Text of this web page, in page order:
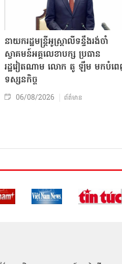
នាយករដ្ឋមន្ត្រីអូស្ត្រាលីទន្ទឹងរង់ចាំ
ស្វាគមន៍អគ្គលេខាបក្ស ប្រធាន
រដ្ឋវៀតណាម លោក តូ ឡឹម មកបំព
ទស្សនកិច្ច
06/08/2026 ព័ត៌មាន